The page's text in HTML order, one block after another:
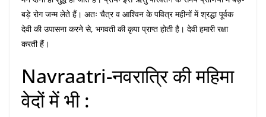
बड़े रोग जन्म लेते हैं। अतः चैत्र व आश्विन के पवित्र महीनों में श्रद्धा पूर्वक
देवी की उपासना करने से, भगवती की कृपा प्राप्त होती है। देवी हमारी रक्षा
करती हैं।
Navraatri-नवरात्रि की महिमा
वेदों में भी :